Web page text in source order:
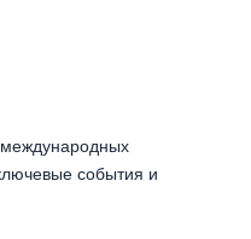
события и